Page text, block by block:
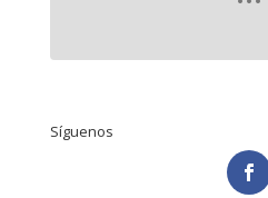
Síguenos